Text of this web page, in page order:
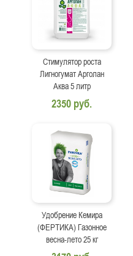
Стимулятор роста
Лигногумат Арголан
Аква 5 литр
2350 руб.
Удобрение Кемира
(ФЕРТИКА) Газонное
весна-лето 25 кг